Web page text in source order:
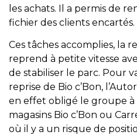
les achats. Il a permis de
fichier des clients encartés.
Ces tâches accomplies, la
reprend à petite vitesse
de stabiliser le parc. Pour
reprise de Bio c’Bon,
en effet obligé le groupe à
magasins Bio c’Bon ou
où il y a un risque de